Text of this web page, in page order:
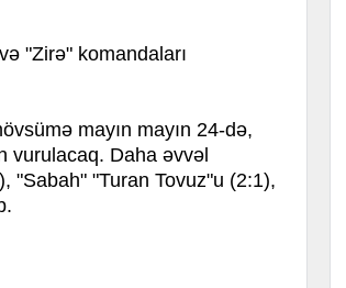
"Zirə" komandaları
mayın mayın 24-də,
vurulacaq. Daha əvvəl
"Sabah" "Turan Tovuz"u (2:1),